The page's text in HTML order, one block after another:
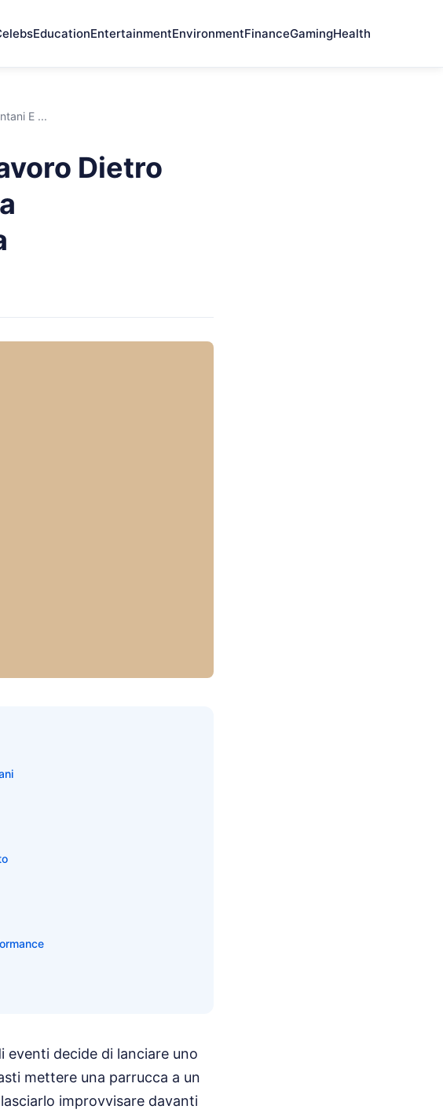
EducationEntertainmentEnvironmentFinanceGamingHealth
E ...
Dietro
eventi decide di lanciare uno
mettere una parrucca a un
improvvisare davanti